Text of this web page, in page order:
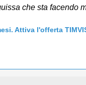
che sta facendo
Attiva l'offerta